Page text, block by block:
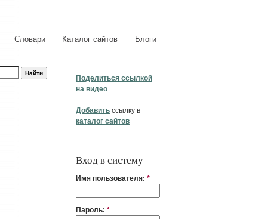
Словари Каталог сайтов Блоги
Поделиться ссылкой
на видео
Добавить ссылку в
каталог сайтов
Вход в систему
Имя пользователя: *
Пароль: *